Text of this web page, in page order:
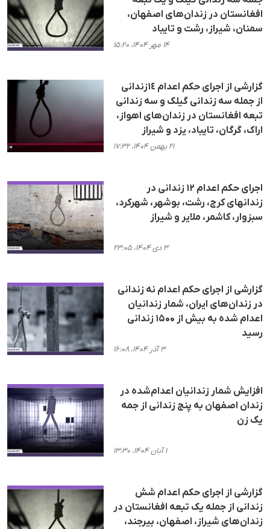
افغانستان در زندان‌های اصفهان،
سمنان، شیراز، رشت و تایباد
۱۴ مهر ۱۴۰۴، ۱۵:۲۰
گزارشی از اجرای حکم اعدام ١٤زندانی
از جملە سە زندانی گیلک و سە زندانی
تبعە افغانستان در زندان‌های اهواز،
اراک، گرگان، تایباد، یزد و شیراز
۲۱ بهمن ۱۴۰۴، ۱۷:۳۲
اجرای حکم اعدام ١٢ زندانی در
زندانهای کرج، رشت، بوشهر، شهرکرد،
سبزوار، کاشمر، ملایر و شیراز
۳ دی ۱۴۰۴، ۲۳:۰۵
گزارشی از اجرای حکم اعدام نە زندانی
در زندان‌های ایران، شمار زندانیان
اعدام شده به بیش از ۱۵۰۰ زندانی
رسید
۳ آذر ۱۴۰۴، ۱۶:۰۸
افزایش شمار زندانیان اعدام‌‌شده در
زندان اصفهان به پنج زندانی از جمه
یک زن
۱ آبان ۱۴۰۴، ۱۳:۳۰
گزارشی از اجرای حکم اعدام شش
زندانی از جملە یک تبعە افغانستان در
زندان‌های شیراز، اصفهان، بیرجند،